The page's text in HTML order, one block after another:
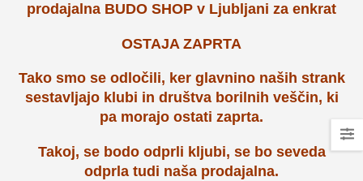
prodajalna BUDO SHOP v Ljubljani za enkrat
OSTAJA ZAPRTA
Tako smo se odločili, ker glavnino naših strank
sestavljajo klubi in društva borilnih veščin, ki
pa morajo ostati zaprta.
Takoj, se bodo odprli kljubi, se bo seveda
odprla tudi naša prodajalna.